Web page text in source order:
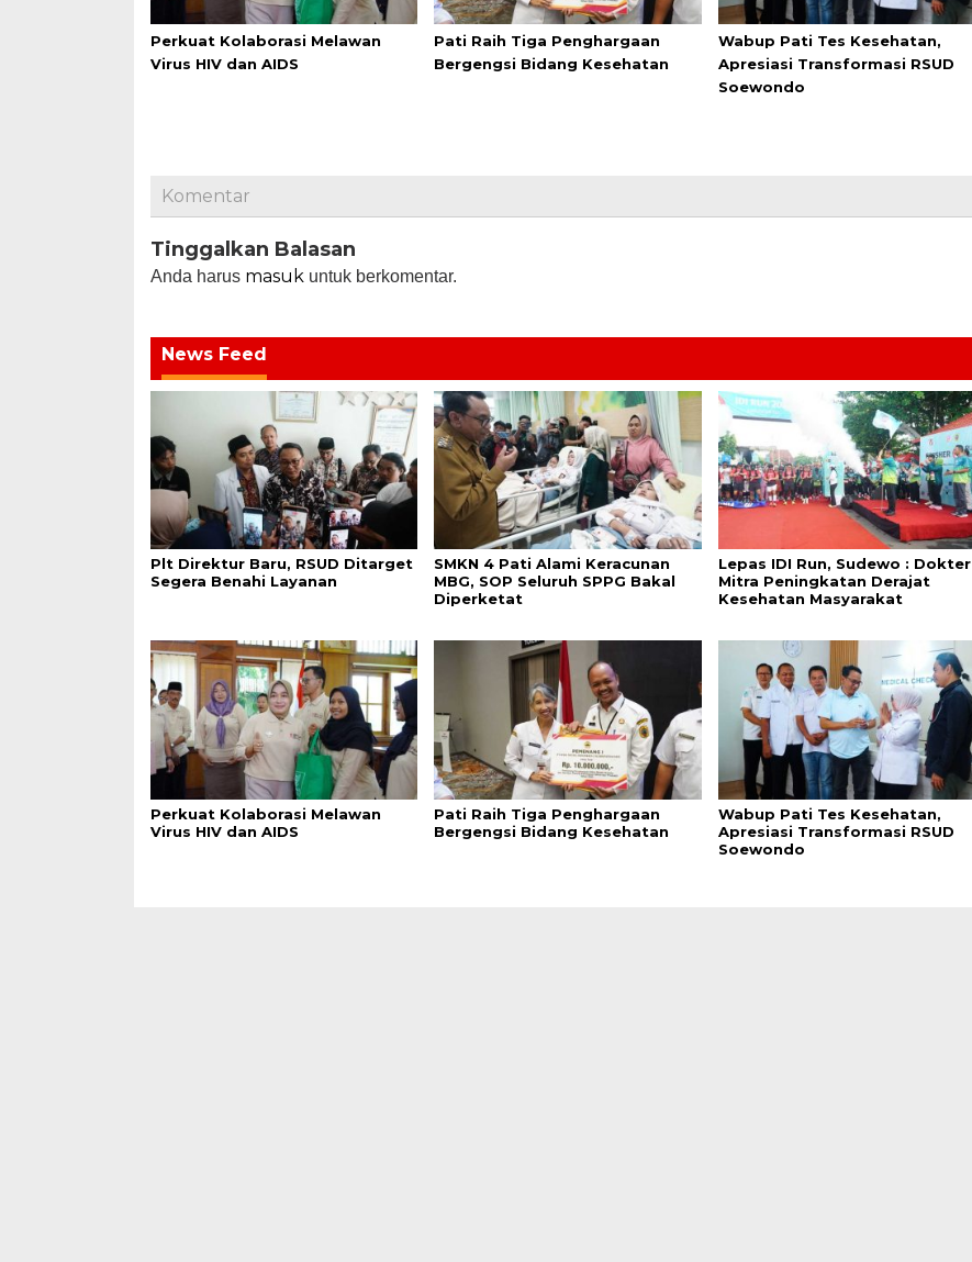
Perkuat Kolaborasi Melawan
Virus HIV dan AIDS
Pati Raih Tiga Penghargaan
Bergengsi Bidang Kesehatan
Wabup Pati Tes Kesehatan,
Apresiasi Transformasi RSUD
Soewondo
Komentar
Tinggalkan Balasan
Anda harus masuk untuk berkomentar.
News Feed
Plt Direktur Baru, RSUD Ditarget
Segera Benahi Layanan
SMKN 4 Pati Alami Keracunan
MBG, SOP Seluruh SPPG Bakal
Diperketat
Lepas IDI Run, Sudewo : Dokter
Mitra Peningkatan Derajat
Kesehatan Masyarakat
Perkuat Kolaborasi Melawan
Virus HIV dan AIDS
Pati Raih Tiga Penghargaan
Bergengsi Bidang Kesehatan
Wabup Pati Tes Kesehatan,
Apresiasi Transformasi RSUD
Soewondo